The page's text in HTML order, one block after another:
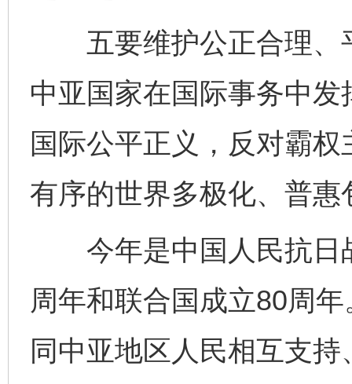
五要维护公正合理、
中亚国家在国际事务中
国际公平正义，反对霸
有序的世界多极化、普
今年是中国人民抗日
周年和联合国成立80周
同中亚地区人民相互支